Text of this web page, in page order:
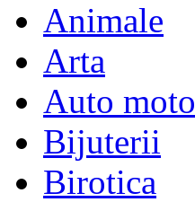
Animale
Arta
Auto moto
Bijuterii
Birotica